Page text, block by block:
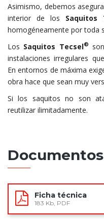
Asimismo, debemos
interior de los Saquitos
homogéneamente por toda
Los Saquitos Tecsel®
instalaciones irregulares
En entornos de máxima
obra hace que sean muy
Si los saquitos no son
reutilizar ilimitadamente.
Ficha técnica
183 Kb, PDF